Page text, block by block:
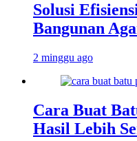
Solusi
Bangunan
2 minggu ago
Cara Buat
Hasil Lebih